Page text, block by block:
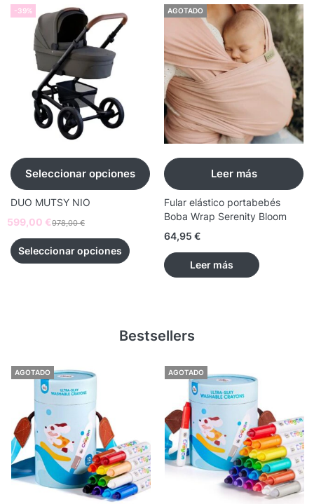
-39%
Seleccionar opciones
DUO MUTSY NIO
978,00€
599,00 €
Seleccionar opciones
AGOTADO
Leer más
Fular elástico portabebés
Boba Wrap Serenity Bloom
64,95 €
Leer más
Bestsellers
AGOTADO AGOTADO